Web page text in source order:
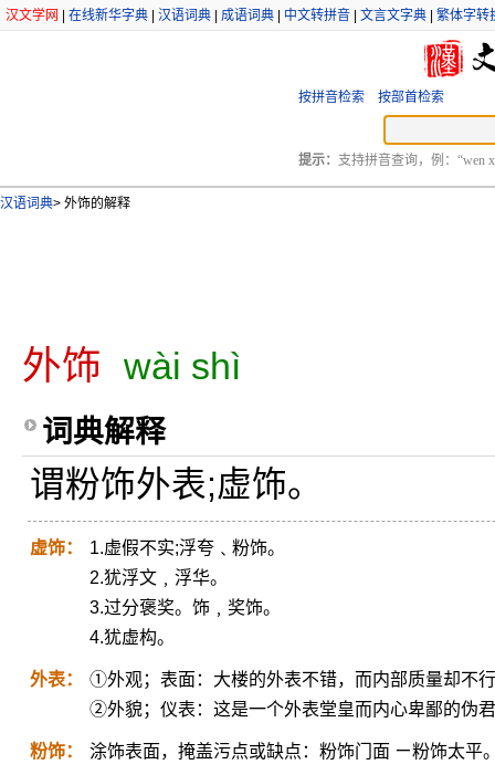
汉文学网 在线新华字典 汉语词典 成语词典 中文转拼音 文言文字典 繁体字转
按拼音检索 按部首检索
提示： 支持拼音查询，例：“wen
汉语词典> 外饰的解释
外饰 wài shì
词典解释
谓粉饰外表;虚饰。
虚饰：
1.虚假不实;浮夸﹑粉饰。
2.犹浮文﹐浮华。
3.过分褒奖。饰﹐奖饰。
4.犹虚构。
外表：
①外观；表面：大楼的外表不错，而内部质量却不
②外貌；仪表：这是一个外表堂皇而内心卑鄙的伪
粉饰： 涂饰表面，掩盖污点或缺点：粉饰门面 ㄧ粉饰太平